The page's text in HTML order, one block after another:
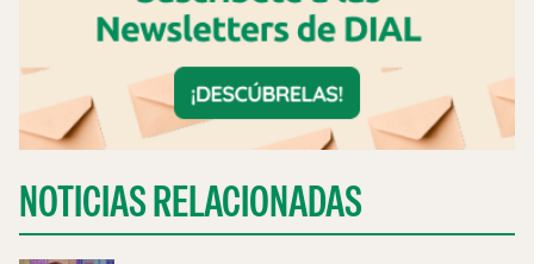
NOTICIAS RELACIONADAS